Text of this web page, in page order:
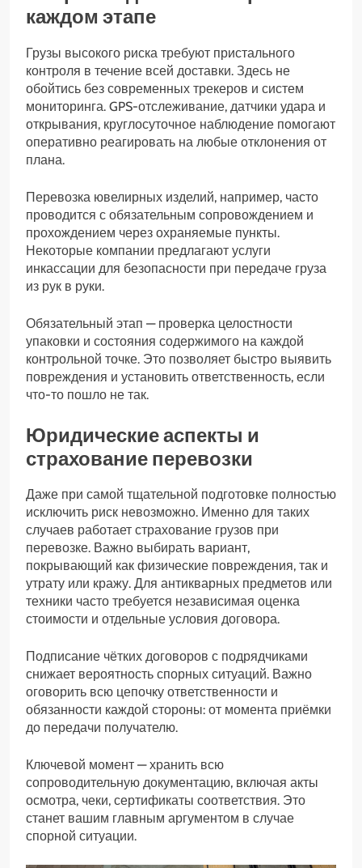
каждом этапе
Грузы высокого риска требуют пристального
контроля в течение всей доставки. Здесь не
обойтись без современных трекеров и систем
мониторинга. GPS-отслеживание, датчики удара и
открывания, круглосуточное наблюдение помогают
оперативно реагировать на любые отклонения от
плана.
Перевозка ювелирных изделий, например, часто
проводится с обязательным сопровождением и
прохождением через охраняемые пункты.
Некоторые компании предлагают услуги
инкассации для безопасности при передаче груза
из рук в руки.
Обязательный этап — проверка целостности
упаковки и состояния содержимого на каждой
контрольной точке. Это позволяет быстро выявить
повреждения и установить ответственность, если
что-то пошло не так.
Юридические аспекты и
страхование перевозки
Даже при самой тщательной подготовке полностью
исключить риск невозможно. Именно для таких
случаев работает страхование грузов при
перевозке. Важно выбирать вариант,
покрывающий как физические повреждения, так и
утрату или кражу. Для антикварных предметов или
техники часто требуется независимая оценка
стоимости и отдельные условия договора.
Подписание чётких договоров с подрядчиками
снижает вероятность спорных ситуаций. Важно
оговорить всю цепочку ответственности и
обязанности каждой стороны: от момента приёмки
до передачи получателю.
Ключевой момент — хранить всю
сопроводительную документацию, включая акты
осмотра, чеки, сертификаты соответствия. Это
станет вашим главным аргументом в случае
спорной ситуации.